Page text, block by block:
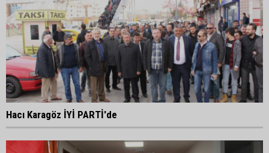
Hacı Karagöz İYİ PARTİ'de